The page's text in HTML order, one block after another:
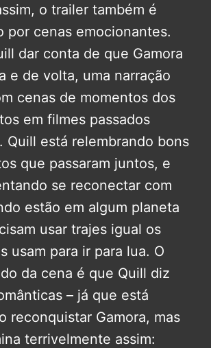
o trailer também é
por cenas emocionantes.
dar conta de que Gamora
e de volta, uma narração
cenas de momentos dos
em filmes passados
Quill está relembrando bons
que passaram juntos, e
se reconectar com
estão em algum planeta
usar trajes igual os
usam para ir para lua. O
da cena é que Quill diz
– já que está
reconquistar Gamora, mas
terrivelmente assim: